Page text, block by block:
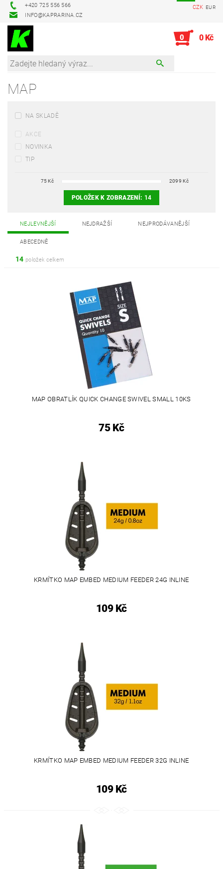
+420 725 556 566
INFO@KAPRARINA.CZ
CZK EUR
0 0 Kč
MAP
NA SKLADĚ
AKCE
NOVINKA
TIP
75Kč 2099 Kč
POLOŽEK K ZOBRAZENÍ: 14
NEJLEVNĚJŠÍ NEJDRAŽŠÍ NEJPRODÁVANĚJŠÍ
ABECEDNĚ
14 položek celkem
MAP OBRATLÍK QUICK CHANGE SWIVEL SMALL 10KS
75 Kč
KRMÍTKO MAP EMBED MEDIUM FEEDER 24G INLINE
109 Kč
KRMÍTKO MAP EMBED MEDIUM FEEDER 32G INLINE
109 Kč